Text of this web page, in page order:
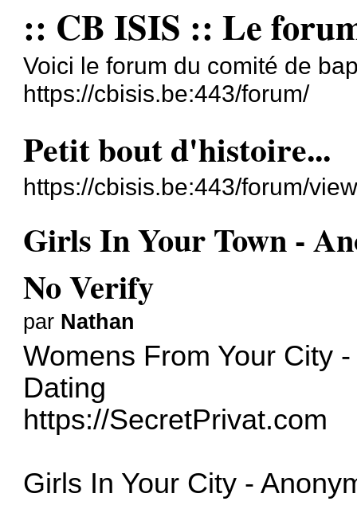
:: CB ISIS :: Le
Voici le forum du comité de
https://cbisis.be:443/forum/
Petit bout d'histoire...
https://cbisis.be:443/forum/
Girls In Your Town -
No Verify
par Nathan
Womens From Your City
Dating
https://SecretPrivat.com
Girls In Your City -